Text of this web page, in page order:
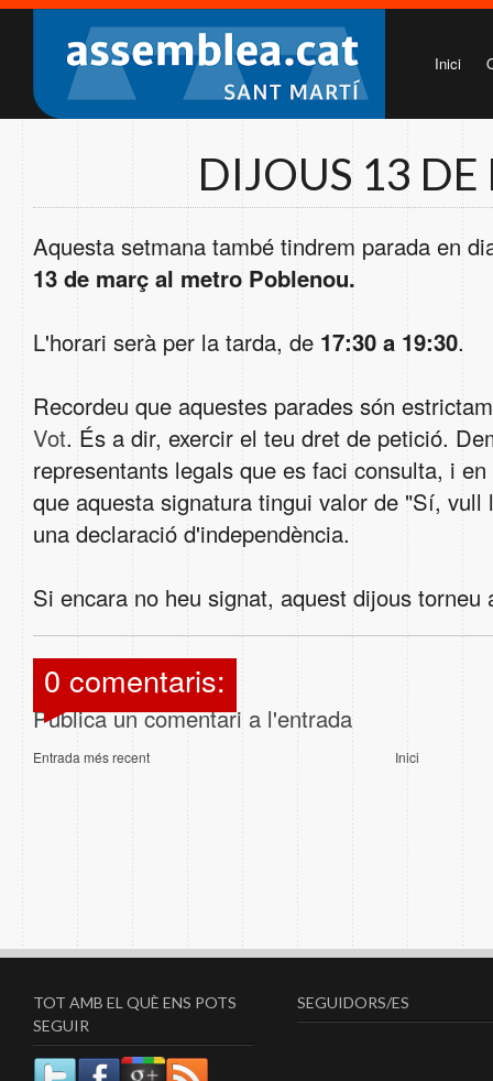
Inici
DIJOUS 13
Aquesta setmana també tindrem parada en
13 de març al metro Poblenou.
L'horari serà per la tarda, de 17:30 a 19:30.
Recordeu que aquestes parades són
Vot. És a dir, exercir el teu dret de petició.
representants legals que es faci consulta, i
que aquesta signatura tingui valor de "Sí,
una declaració d'independència.
Si encara no heu signat, aquest dijous
0 comentaris:
Publica un comentari a l'entrada
Entrada més recent Inici
TOT AMB EL QUÈ ENS POTS
SEGUIR
SEGUIDORS/ES